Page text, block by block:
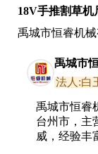
18V手推割草机
禹城市恒睿机械
禹城市
法人:白
禹城市恒睿
台州市，主
威，经验丰